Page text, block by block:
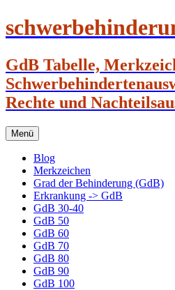
GdB Tabelle,
Rechte und
Menü Zum
Inhalt
springen
Blog
Merkzeichen
Grad der Behinderung (GdB)
Erkrankung -> GdB
GdB 30-40
GdB 50
GdB 60
GdB 70
GdB 80
GdB 90
GdB 100